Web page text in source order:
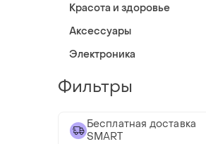
Красота и здоровье
Аксессуары
Электроника
Фильтры
Бесплатная доставка
SMART